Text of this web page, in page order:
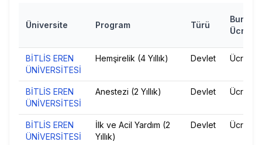
Üniversite Program Türü
Burs/
Ücret
BİTLİS EREN
ÜNİVERSİTESİ
Hemşirelik (4 Yıllık) Devlet Ücretsiz
BİTLİS EREN
ÜNİVERSİTESİ
Anestezi (2 Yıllık) Devlet Ücretsiz
BİTLİS EREN
ÜNİVERSİTESİ
İlk ve Acil Yardım (2
Yıllık)
Devlet Ücretsiz